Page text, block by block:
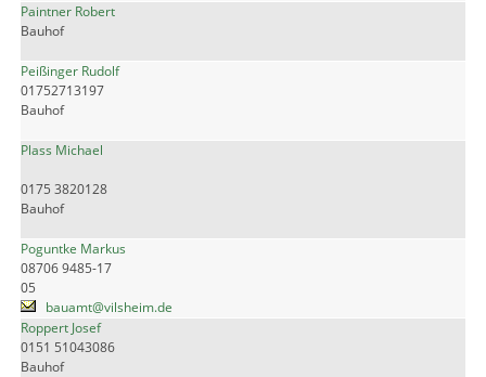
Paintner Robert
Bauhof
Peißinger Rudolf
01752713197
Bauhof
Plass Michael
0175 3820128
Bauhof
Poguntke Markus
08706 9485-17
05
bauamt@vilsheim.de
Roppert Josef
0151 51043086
Bauhof